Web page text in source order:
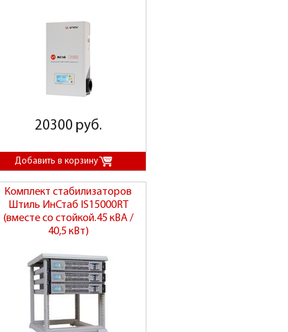
20300 руб.
Комплект стабилизаторов
Штиль ИнСтаб IS15000RT
(вместе со стойкой.45 кВА /
40,5 кВт)